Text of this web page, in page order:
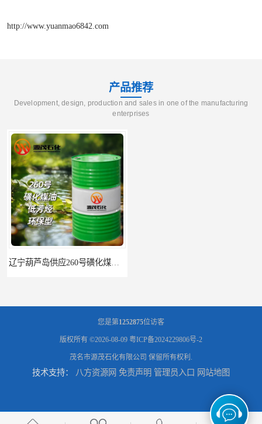
http://www.yuanmao6842.com
产品推荐
Development, design, production and sales in one of the manufacturing
enterprises
您是第1252875位访客
版权所有 ©2026-08-09 粤ICP备2024229806号-2
茂名市源茂石化有限公司 保留所有权利.
技术支持： 八方资源网 免责声明 管理员入口 网站地图